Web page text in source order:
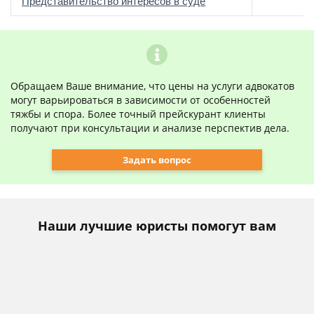
Обращаем Ваше внимание, что цены на услуги адвокатов
могут варьироваться в зависимости от особенностей
тяжбы и спора. Более точный прейскурант клиенты
получают при консультации и анализе перспектив дела.
Задать вопрос
Наши лучшие юристы помогут вам